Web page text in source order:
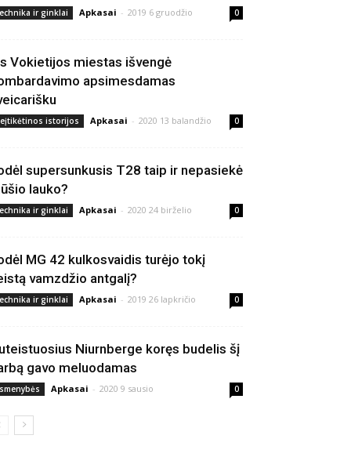
ir ginklai Apkasai - 2019 6 gruodžio 0
Vokietijos miestas išvengė
apsimesdamas
istorijos Apkasai - 2020 13 balandžio 0
supersunkusis T28 taip ir nepasiekė
lauko?
ir ginklai Apkasai - 2020 24 birželio 0
MG 42 kulkosvaidis turėjo tokį
vamzdžio antgalį?
ir ginklai Apkasai - 2019 26 lapkričio 0
Niurnberge koręs budelis šį
gavo meluodamas
Apkasai - 2020 9 sausio 0